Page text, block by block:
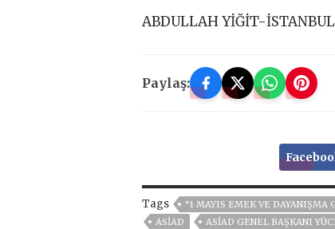
ABDULLAH YİĞİT-İSTANBUL
Paylaş:
Tags “1 MAYIS EMEK VE DAYANIŞMA
ASİAD
ASİAD GENEL BAŞKANI